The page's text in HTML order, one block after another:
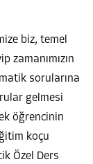
biz, temel
zamanımızın
sorularına
gelmesi
öğrencinin
koçu
Özel Ders